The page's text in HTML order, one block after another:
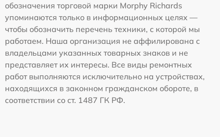
обозначения торговой марки Morphy Richards
упоминаются только в информационных целях —
чтобы обозначить перечень техники, с которой мы
работаем. Наша организация не аффилирована с
владельцами указанных товарных знаков и не
представляет их интересы. Все виды ремонтных
работ выполняются исключительно на устройствах,
находящихся в законном гражданском обороте, в
соответствии со ст. 1487 ГК РФ.